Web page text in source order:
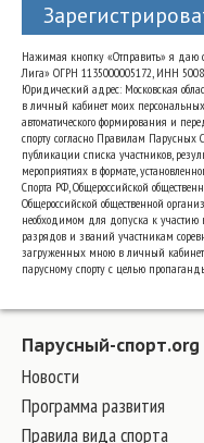
Нажимая кнопку «Отправить» я даю
Лига» ОГРН 1135000005172, ИНН
Юридический адрес: Московская
в личный кабинет моих
автоматического формирования и
спорту согласно Правилам Парусных
публикации списка участников,
мероприятиях в формате,
Спорта РФ, Общероссийской
Общероссийской общественной
необходимом для допуска к участию
разрядов и званий участникам
загруженных мною в личный
парусному спорту с целью
Парусный-спорт.org
Новости
Программа развития
Правила вида спорта